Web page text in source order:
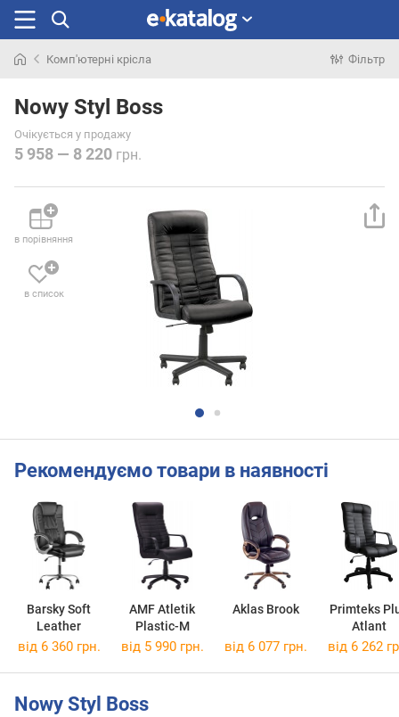
раніше
Комп'ютерні крісла Фільтр
Nowy Styl Boss
Очікується у продажу
5 958 — 8 220 грн.
в порівняння
в список
Рекомендуємо товари в наявності
Barsky Soft
Leather
AMF Atletik
Plastic-M
Aklas Brook
Primteks
Atlant
від 6 360 грн. від 5 990 грн. від 6 077 грн. від 6 262
Nowy Styl Boss